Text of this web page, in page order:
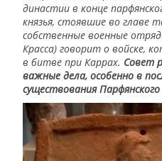
династии в конце
князья, стоявшие во главе
собственные военные
Красса) говорит о войске,
в битве при Каррах. Совет
важные дела, особенно в
существования